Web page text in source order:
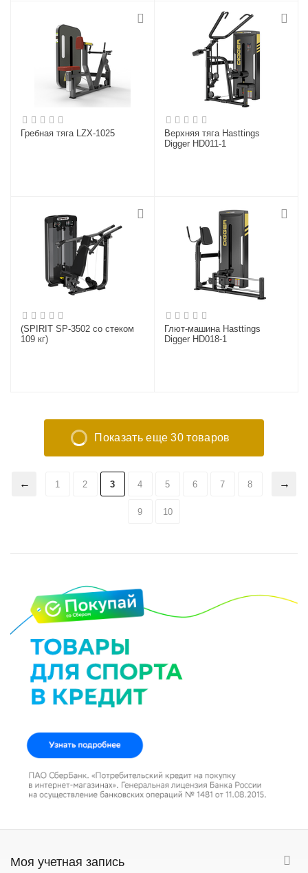
Гребная тяга LZX-1025
Верхняя тяга Hasttings
Digger HD011-1
(SPIRIT SP-3502 со стеком
109 кг)
Глют-машина Hasttings
Digger HD018-1
Показать еще 30 товаров
1 2 3 4 5 6 7 8
9 10
Моя учетная запись